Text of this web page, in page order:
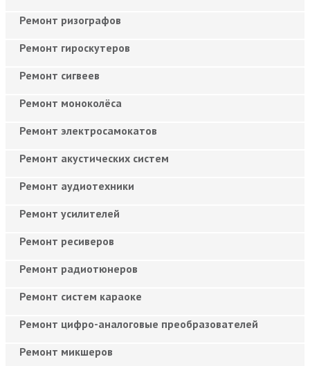
Ремонт ризографов
Ремонт гироскутеров
Ремонт сигвеев
Ремонт моноколёса
Ремонт электросамокатов
Ремонт акустических систем
Ремонт аудиотехники
Ремонт усилителей
Ремонт ресиверов
Ремонт радиотюнеров
Ремонт систем караоке
Ремонт цифро-аналоговые преобразователей
Ремонт микшеров